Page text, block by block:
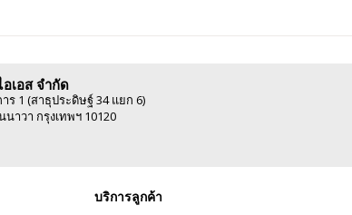
เอส จำกัด
1 (สาธุประดิษฐ์ 34 แยก 6)
าวา กรุงเทพฯ 10120
บริการลูกค้า